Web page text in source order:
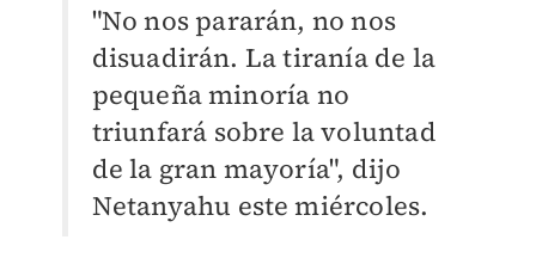
"No nos pararán, no nos
disuadirán. La tiranía de la
pequeña minoría no
triunfará sobre la voluntad
de la gran mayoría", dijo
Netanyahu este miércoles.